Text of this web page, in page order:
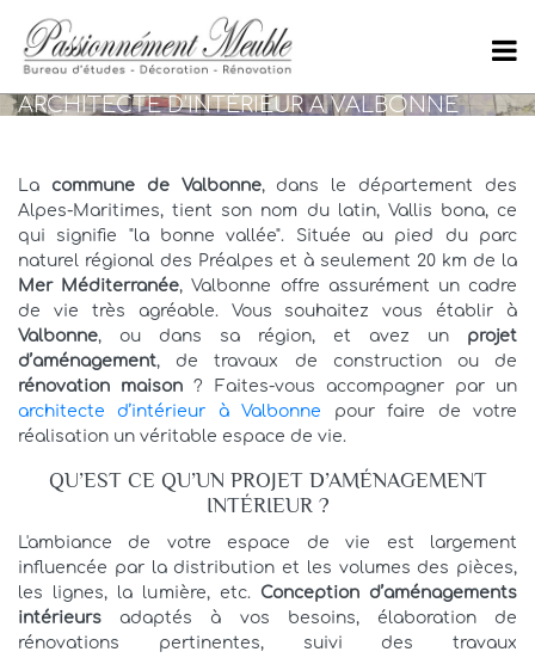
ARCHITECTE D'INTÉRIEUR À VALBONNE
La commune de Valbonne, dans le département des
Alpes-Maritimes, tient son nom du latin, Vallis bona, ce
qui signifie "la bonne vallée". Située au pied du parc
naturel régional des Préalpes et à seulement 20 km de la
Mer Méditerranée, Valbonne offre assurément un cadre
de vie très agréable. Vous souhaitez vous établir à
Valbonne, ou dans sa région, et avez un projet
d’aménagement, de travaux de construction ou de
rénovation maison? Faites-vous accompagner par un
architecte d’intérieur à Valbonne pour faire de votre
réalisation un véritable espace de vie.
QU’EST CE QU’UN PROJET D’AMÉNAGEMENT
INTÉRIEUR ?
L'ambiance de votre espace de vie est largement
influencée par la distribution et les volumes des pièces,
les lignes, la lumière, etc. Conception d’aménagements
intérieurs adaptés à vos besoins, élaboration de
rénovations pertinentes, suivi des travaux